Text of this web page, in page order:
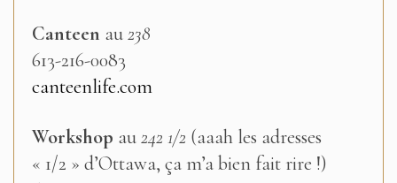
Canteen au238
613-216-0083
canteenlife.com
Workshop au242 1/2 (aaah les adresses
« 1/2 » d’Ottawa, ça m’a bien fait rire !)